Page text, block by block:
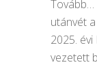
Tovább…
utánvét
2025.
vezetett